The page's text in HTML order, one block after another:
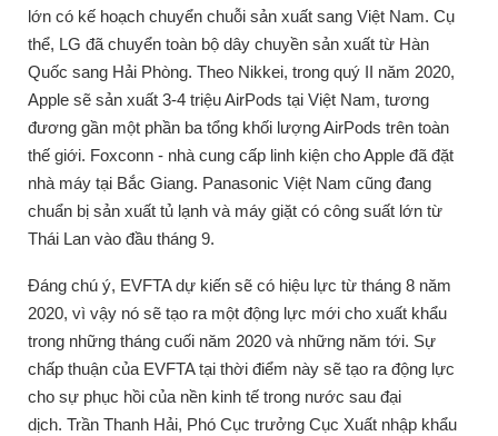
lớn có kế hoạch chuyển chuỗi sản xuất sang Việt Nam. Cụ
thể, LG đã chuyển toàn bộ dây chuyền sản xuất từ ​​Hàn
Quốc sang Hải Phòng. Theo Nikkei, trong quý II năm 2020,
Apple sẽ sản xuất 3-4 triệu AirPods tại Việt Nam, tương
đương gần một phần ba tổng khối lượng AirPods trên toàn
thế giới. Foxconn - nhà cung cấp linh kiện cho Apple đã đặt
nhà máy tại Bắc Giang. Panasonic Việt Nam cũng đang
chuẩn bị sản xuất tủ lạnh và máy giặt có công suất lớn từ
Thái Lan vào đầu tháng 9.
Đáng chú ý, EVFTA dự kiến ​​sẽ có hiệu lực từ tháng 8 năm
2020, vì vậy nó sẽ tạo ra một động lực mới cho xuất khẩu
trong những tháng cuối năm 2020 và những năm tới. Sự
chấp thuận của EVFTA tại thời điểm này sẽ tạo ra động lực
cho sự phục hồi của nền kinh tế trong nước sau đại
dịch. Trần Thanh Hải, Phó Cục trưởng Cục Xuất nhập khẩu